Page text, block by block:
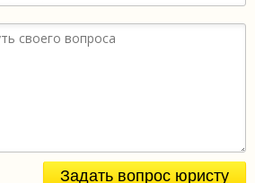
Задать вопрос юристу